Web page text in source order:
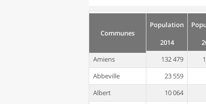
Communes
Population
2014
Amiens
132 479
Abbeville
23 559
Albert
10 064